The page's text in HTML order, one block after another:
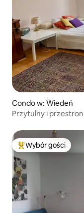
Condo w: Wiedeń
Przytulny i
Najpopularniejsze z
Wybór gości